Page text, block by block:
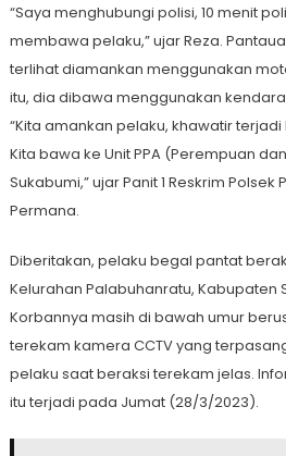
“Saya menghubungi polisi, 10 menit
membawa pelaku,” ujar Reza.
terlihat diamankan menggunakan
itu, dia dibawa menggunakan
“Kita amankan pelaku, khawatir
Kita bawa ke Unit PPA (Perempuan
Sukabumi,” ujar Panit 1 Reskrim
Permana.
Diberitakan, pelaku begal pantat
Kelurahan Palabuhanratu, Kabupaten
Korbannya masih di bawah umur
terekam kamera CCTV yang
pelaku saat beraksi terekam jelas.
itu terjadi pada Jumat (28/3/2023).